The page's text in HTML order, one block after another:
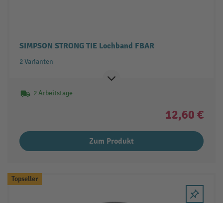
SIMPSON STRONG TIE Lochband FBAR
2 Varianten
2 Arbeitstage
12,60 €
Zum Produkt
Topseller